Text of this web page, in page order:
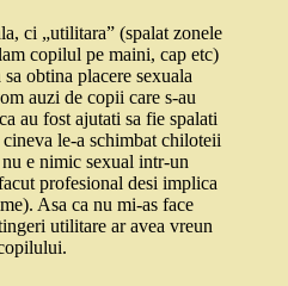
ci „utilitara” (spalat zonele
copilul pe maini, cap etc)
obtina placere sexuala
auzi de copii care s-au
au fost ajutati sa fie spalati
le-a schimbat chiloteii
e nimic sexual intr-un
profesional desi implica
Asa ca nu mi-as face
utilitare ar avea vreun